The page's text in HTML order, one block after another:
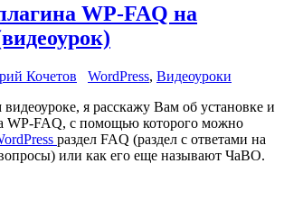
WP-FAQ на
Кочетов WordPress, Видеоуроки
я расскажу Вам об установке и
WP-FAQ, с помощью которого можно
раздел FAQ (раздел с ответами на
или как его еще называют ЧаВО.